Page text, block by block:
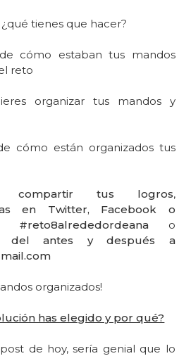
tienes que hacer?
cómo estaban tus mandos
reto
organizar tus mandos y
cómo están organizados tus
compartir tus logros,
en Twitter, Facebook o
o
del antes y después a
organizados!
has elegido y por qué?
de hoy, sería genial que lo